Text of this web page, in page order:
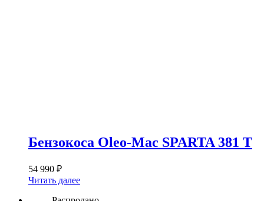
Бензокоса Oleo-Mac SPARTA 381 T
54 990 ₽
Читать далее